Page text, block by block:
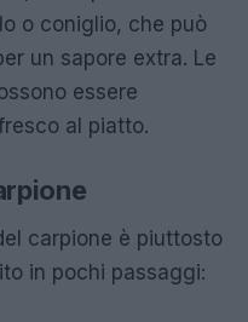
o coniglio, che può
un sapore extra. Le
essere
al piatto.
carpione è piuttosto
in pochi passaggi: